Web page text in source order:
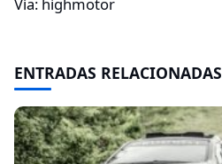
ENTRADAS RELACIONADAS